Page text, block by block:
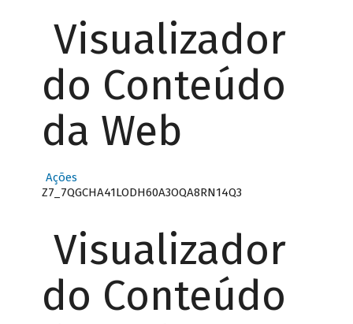
Visualizador
do Conteúdo
da Web
Ações
Z7_7QGCHA41LODH60A3OQA8RN14Q3
Visualizador
do Conteúdo